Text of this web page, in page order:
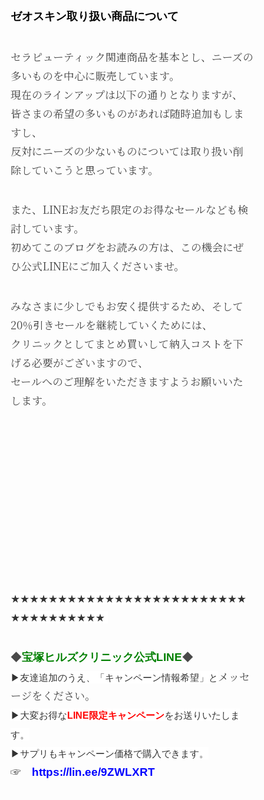
ゼオスキン取り扱い商品について
セラピューティック関連商品を基本とし、ニーズの
多いものを中心に販売しています。
現在のラインアップは以下の通りとなりますが、
皆さまの希望の多いものがあれば随時追加もしま
すし、
反対にニーズの少ないものについては取り扱い削
除していこうと思っています。
また、LINEお友だち限定のお得なセールなども検
討しています。
初めてこのブログをお読みの方は、この機会にぜ
ひ公式LINEにご加入くださいませ。
みなさまに少しでもお安く提供するため、そして
20％引きセールを継続していくためには、
クリニックとしてまとめ買いして納入コストを下
げる必要がございますので、
セールへのご理解をいただきますようお願いいた
します。
★★★★★★★★★★★★★★★★★★★★★★★★★
★★★★★★★★★★
◆宝塚ヒルズクリニック公式LINE◆
▶友達追加のうえ、「キャンペーン情報希望」と メッセ
ージをください。
▶大変お得な LINE限定キャンペーンをお送りいたしま
す。
▶サプリもキャンペーン価格で購入できます。
☞ https://lin.ee/9ZWLXRT